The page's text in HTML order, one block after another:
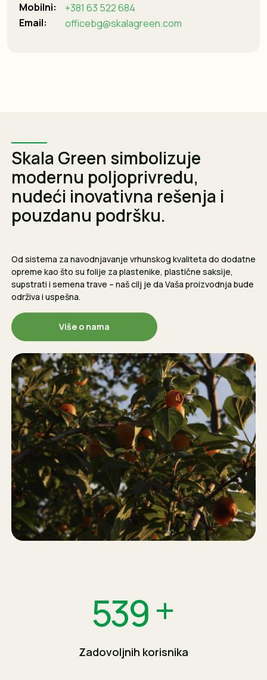
Mobilni:
+381 63 522 684
Email:
officebg@skalagreen.com
Skala Green simbolizuje
modernu poljoprivredu,
nudeći inovativna rešenja i
pouzdanu podršku.
Od sistema za navodnjavanje vrhunskog kvaliteta do dodatne
opreme kao što su folije za plastenike, plastične saksije,
supstrati i semena trave – naš cilj je da Vaša proizvodnja bude
održiva i uspešna.
Više o nama
673 +
Zadovoljnih korisnika